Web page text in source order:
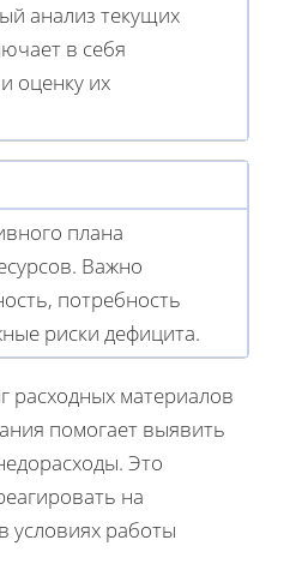
анализ текущих
в себя
оценку их
плана
Важно
потребность
риски дефицита.
расходных материалов
помогает выявить
Это
на
условиях работы